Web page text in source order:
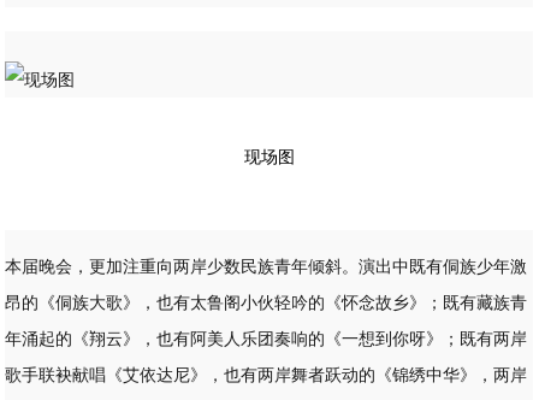
现场图
本届晚会，更加注重向两岸少数民族青年倾斜。演出中既有侗族少年激
昂的《侗族大歌》，也有太鲁阁小伙轻吟的《怀念故乡》；既有藏族青
年涌起的《翔云》，也有阿美人乐团奏响的《一想到你呀》；既有两岸
歌手联袂献唱《艾依达尼》，也有两岸舞者跃动的《锦绣中华》，两岸